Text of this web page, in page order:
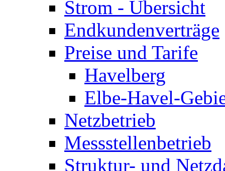
Strom - Übersicht
Endkundenverträge
Preise und Tarife
Havelberg
Elbe-Havel-
Netzbetrieb
Messstellenbetrieb
Struktur- und